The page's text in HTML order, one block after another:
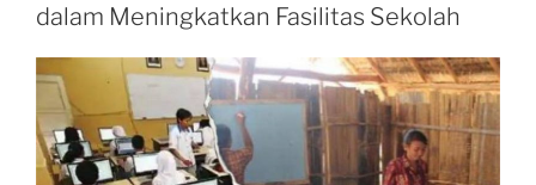
dalam Meningkatkan Fasilitas Sekolah